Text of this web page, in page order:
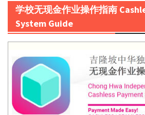
学校无现金作业操作指南
System Guide